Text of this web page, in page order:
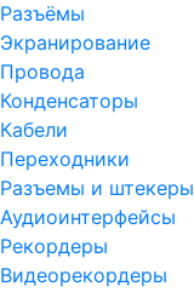
Разъёмы
Экранирование
Провода
Конденсаторы
Кабели
Переходники
Разъемы и штекеры
Аудиоинтерфейсы
Рекордеры
Видеорекордеры